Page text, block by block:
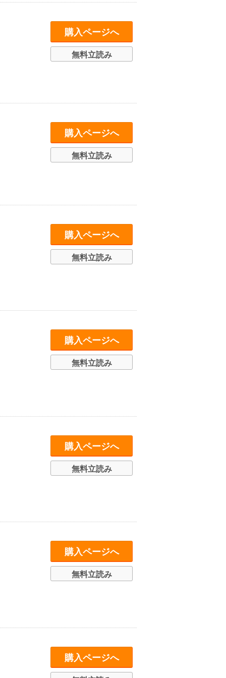
購入ページへ
無料立読み
購入ページへ
無料立読み
購入ページへ
無料立読み
購入ページへ
無料立読み
購入ページへ
無料立読み
購入ページへ
無料立読み
購入ページへ